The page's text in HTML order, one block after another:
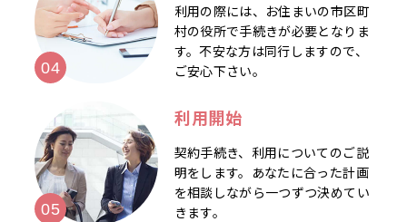
利用の際には、お住まいの市区町
村の役所で手続きが必要となりま
す。不安な方は同行しますので、
ご安心下さい。
利用開始
契約手続き、利用についてのご説
明をします。あなたに合った計画
を相談しながら一つずつ決めてい
きます。